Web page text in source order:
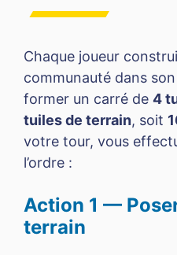
Chaque joueur
communauté dans
former un carré de 4
tuiles de terrain, soit
votre tour, vous
l’ordre :
Action 1 —
terrain